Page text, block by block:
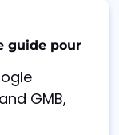
guide pour
GMB,